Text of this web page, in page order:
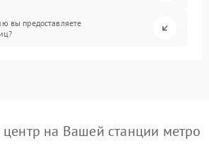
вы предоставляете
на Вашей станции метро